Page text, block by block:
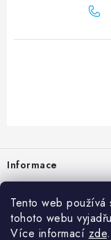
Tento web
tohoto webu
Více informací zde.
Informace
Prodejna
Rady a tipy